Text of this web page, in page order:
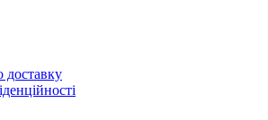
доставку